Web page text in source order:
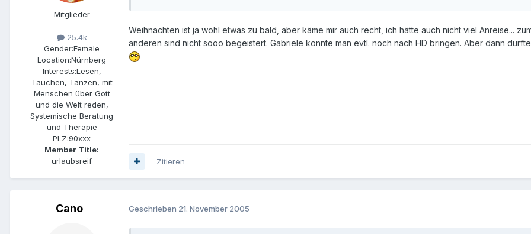
Mitglieder
25.4k
Gender:Female
Location:Nürnberg
Interests:Lesen,
Tauchen, Tanzen, mit
Menschen über Gott
und die Welt reden,
Systemische Beratung
und Therapie
PLZ:90xxx
Member Title:
urlaubsreif
Weihnachten ist ja wohl etwas zu bald, aber käme mir auch recht, ich hätte auch nicht viel Anreise...
anderen sind nicht sooo begeistert. Gabriele könnte man evtl. noch nach HD bringen. Aber dann
Zitieren
Cano Geschrieben 21. November 2005